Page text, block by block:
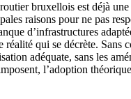
bruxellois est déjà
raisons pour ne pas
d’infrastructures
réalité qui se décrète. Sans
adéquate, sans les
l’adoption